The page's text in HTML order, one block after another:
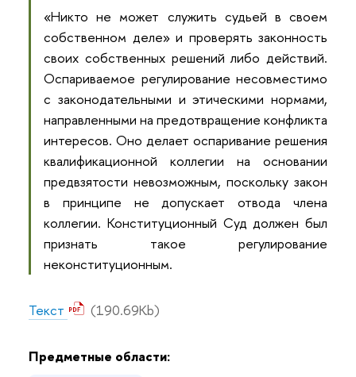
«Никто не может служить судьей в своем
собственном деле» и проверять законность
своих собственных решений либо действий.
Оспариваемое регулирование несовместимо
с законодательными и этическими нормами,
направленными на предотвращение конфликта
интересов. Оно делает оспаривание решения
квалификационной коллегии на основании
предвзятости невозможным, поскольку закон
в принципе не допускает отвода члена
коллегии. Конституционный Суд должен был
признать такое регулирование
неконституционным.
Текст (190.69Kb)
Предметные области: